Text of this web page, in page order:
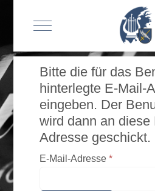
Mobile Menu Toggle
Bitte die für das
hinterlegte E-Mail-
eingeben. Der
wird dann an diese
Adresse geschickt.
E-Mail-Adresse *